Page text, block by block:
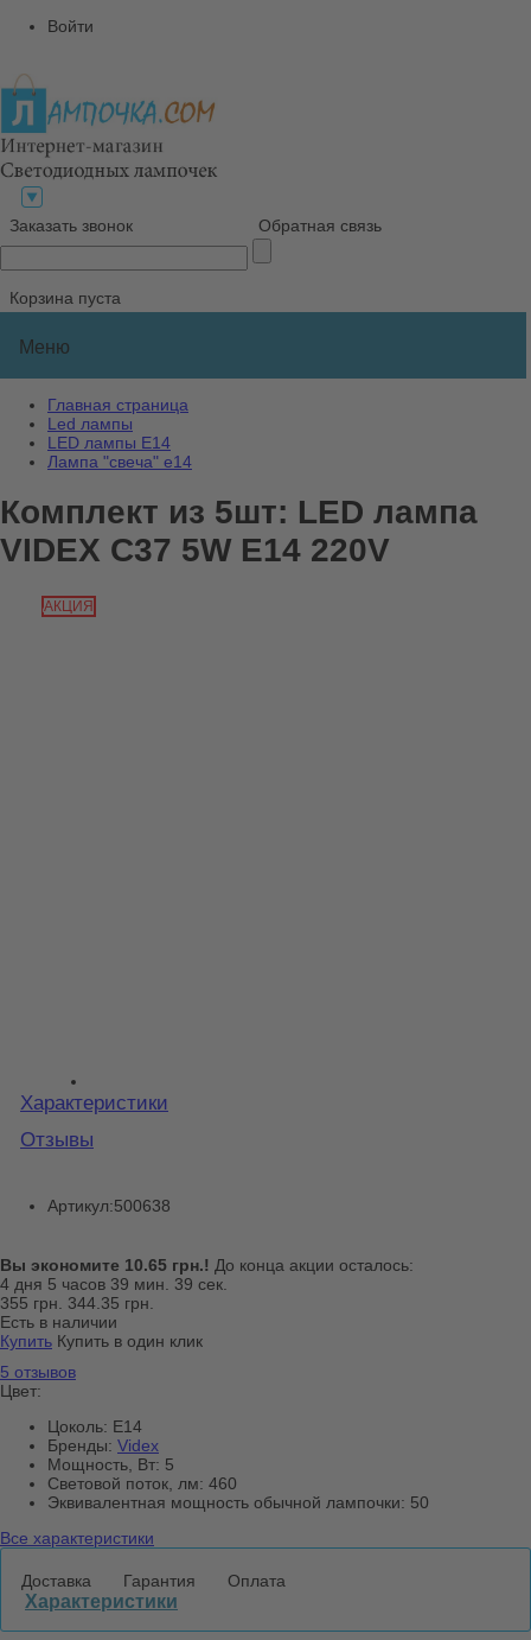
Войти
Заказать звонок Обратная связь
Корзина пуста
Меню
Главная страница
Led лампы
LED лампы Е14
Лампа "свеча" е14
Комплект из 5шт: LED лампа
VIDEX C37 5W E14 220V
АКЦИЯ
Характеристики
Отзывы
Артикул:500638
Вы экономите 10.65 грн.! До конца акции осталось:
4 дня 5 часов 39 мин. 39 сек.
355 грн.
344.35 грн.
Есть в наличии
Купить Купить в один клик
5 отзывов
Цвет:
Цоколь: E14
Бренды: Videx
Мощность, Вт: 5
Световой поток, лм: 460
Эквивалентная мощность обычной лампочки: 50
Все характеристики
Доставка Гарантия Оплата
Характеристики